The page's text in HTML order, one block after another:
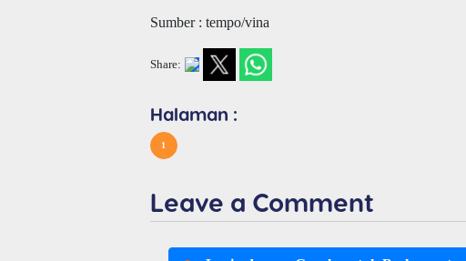
Sumber : tempo/vina
Share:
Halaman :
1
Leave a Comment